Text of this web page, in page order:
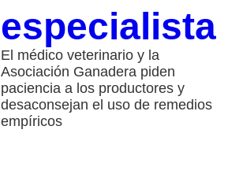
especialista
El médico veterinario y la
Asociación Ganadera piden
paciencia a los productores y
desaconsejan el uso de remedios
empíricos